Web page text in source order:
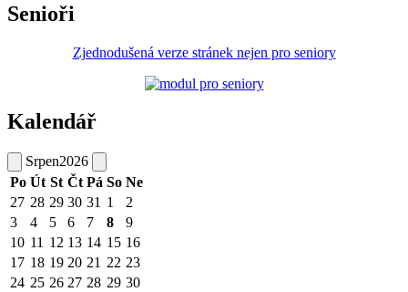
Senioři
Zjednodušená verze stránek nejen pro seniory
Kalendář
Srpen2026
Po Út St Čt Pá So Ne
27 28 29 30 31 1
2
3
4 5 6 7 8
9
10 11 12 13 14 15 16
17 18 19 20 21 22 23
24 25 26 27 28 29 30